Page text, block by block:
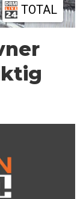
TOTAL